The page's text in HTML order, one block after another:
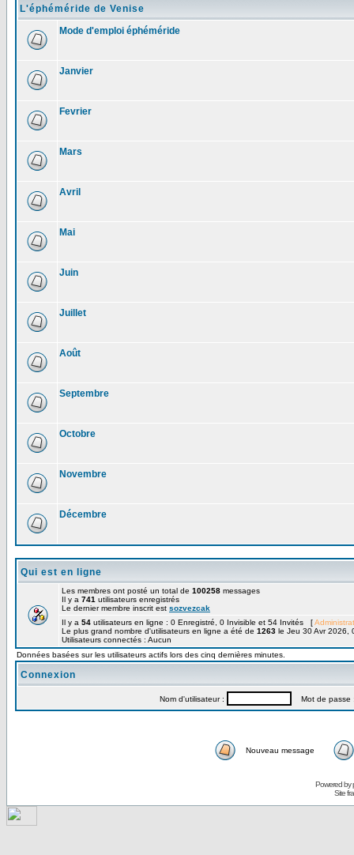
L'éphéméride de Venise
Mode d'emploi éphéméride
Janvier
Fevrier
Mars
Avril
Mai
Juin
Juillet
Août
Septembre
Octobre
Novembre
Décembre
Qui est en ligne
Les membres ont posté un total de 100258 messages
Il y a 741 utilisateurs enregistrés
Le dernier membre inscrit est sozvezcak
Il y a 54 utilisateurs en ligne : 0 Enregistré, 0 Invisible et 54 Invités [
Le plus grand nombre d'utilisateurs en ligne a été de 1263 le Jeu 30 Avr 2026,
Utilisateurs connectés : Aucun
Données basées sur les utilisateurs actifs lors des cinq dernières minutes.
Connexion
Nom d'utilisateur : Mot de passe
Nouveau message
Powered by
Site